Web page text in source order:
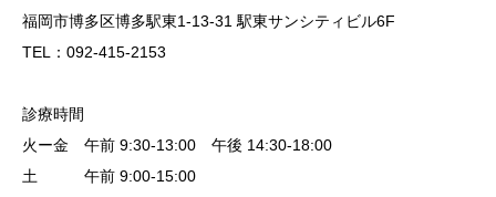
福岡市博多区博多駅東1-13-31 駅東サンシティビル6F
TEL：092-415-2153
診療時間
火ー金 午前 9:30-13:00 午後 14:30-18:00
土 午前 9:00-15:00